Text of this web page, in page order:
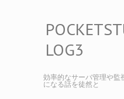
LOG3
効率的なサーバ管理や監
になる話を徒然と